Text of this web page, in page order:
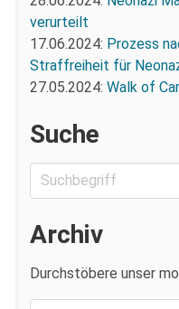
verurteilt
17.06.2024: Prozess
Straffreiheit für
27.05.2024: Walk of
Suche
Archiv
Durchstöbere unser